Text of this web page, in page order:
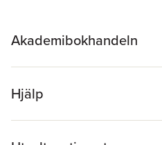
Akademibokhandeln
Hjälp